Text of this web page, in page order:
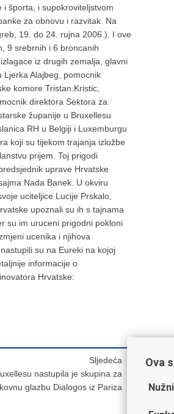
športa, i supokroviteljstvom
za obnovu i razvitak. Na
19. do 24. rujna 2006.). I ove
9 srebrnih i 6 broncanih
iz drugih zemalja, glavni
Ljerka Alajbeg, pomocnik
komore Tristan.Kristic,
direktora Sektora za
županije u Bruxellesu
RH u Belgiji i Luxemburgu
koji su tijekom trajanja izložbe
prijem. Toj prigodi
uprave Hrvatske
Nada Banek. U okviru
uciteljice Lucije Prskalo,
upoznali su ih s tajnama
su im uruceni prigodni pokloni
ucenika i njihova
su na Eureki na kojoj
informacije o
Hrvatske:
Sljedeća
nastupila je skupina za
glazbu Dialogos iz Pariza
Ova
Nužni